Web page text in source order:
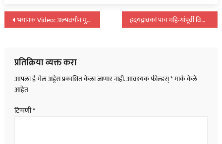
पोस्टचे
भयानक Video: अल्पवयीन मुलीला घरातून उचलून नेत ऑनकॅमेरा बलात्काराचा प्रयत्न… हृदयद्रावक! पाच महिन्यांपूर्वी विवाह केलेल्या वनरक्षकाने घेतला जगाचा निरोप…
प्रतिक्रिया व्यक्त करा
आपला ई-मेल अड्रेस प्रकाशित केला जाणार नाही.आवश्यक फील्डस्*मार्क केले
आहेत
टिप्पणी*